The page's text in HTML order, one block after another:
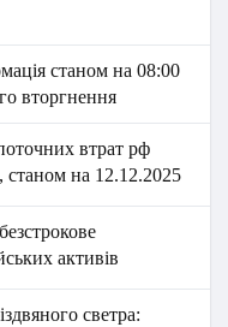
станом на 08:00
вторгнення
втрат рф
станом на 12.12.2025
активів
светра: